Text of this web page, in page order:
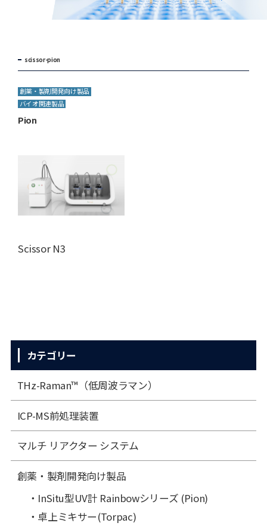
scissor-pion
創薬・製剤開発向け製品
バイオ関連製品
Pion
Scissor N3
カテゴリー
THz-Raman™（低周波ラマン）
ICP-MS前処理装置
マルチ リアクター システム
創薬・製剤開発向け製品
InSitu型UV計 Rainbowシリーズ (Pion)
卓上ミキサー(Torpac)